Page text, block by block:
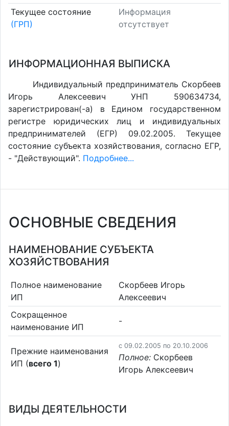
Текущее состояние
(ГРП)
Информация
отсутствует
ИНФОРМАЦИОННАЯ ВЫПИСКА
Индивидуальный предприниматель Скорбеев
Игорь Алексеевич УНП 590634734,
зарегистрирован(-а) в Едином государственном
регистре юридических лиц и индивидуальных
предпринимателей (ЕГР) 09.02.2005. Текущее
состояние субъекта хозяйствования, согласно ЕГР,
- "Действующий". Подробнее...
ОСНОВНЫЕ СВЕДЕНИЯ
НАИМЕНОВАНИЕ СУБЪЕКТА
ХОЗЯЙСТВОВАНИЯ
Полное наименование
ИП
Скорбеев Игорь
Алексеевич
Сокращенное
наименование ИП
-
Прежние наименования
ИП (всего 1)
c 09.02.2005 по 20.10.2006
Полное: Скорбеев
Игорь Алексеевич
ВИДЫ ДЕЯТЕЛЬНОСТИ